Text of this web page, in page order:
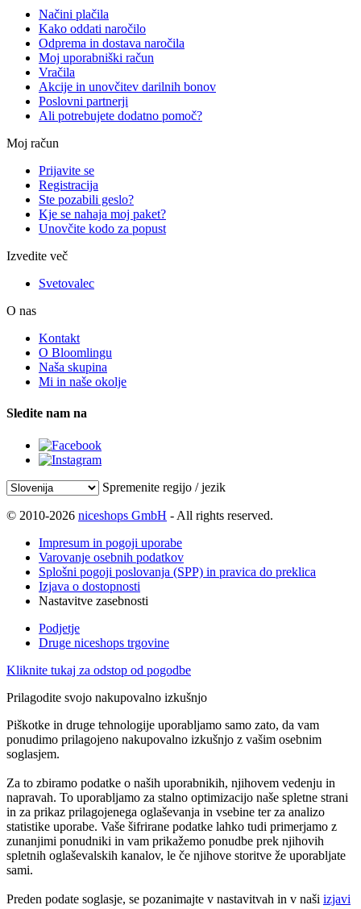
Načini plačila
Kako oddati naročilo
Odprema in dostava naročila
Moj uporabniški račun
Vračila
Akcije in unovčitev darilnih bonov
Poslovni partnerji
Ali potrebujete dodatno pomoč?
Moj račun
Prijavite se
Registracija
Ste pozabili geslo?
Kje se nahaja moj paket?
Unovčite kodo za popust
Izvedite več
Svetovalec
O nas
Kontakt
O Bloomlingu
Naša skupina
Mi in naše okolje
Sledite nam na
Spremenite regijo / jezik
© 2010-2026 niceshops GmbH - All rights reserved.
Impresum in pogoji uporabe
Varovanje osebnih podatkov
Splošni pogoji poslovanja (SPP) in pravica do preklica
Izjava o dostopnosti
Nastavitve zasebnosti
Podjetje
Druge niceshops trgovine
Kliknite tukaj za odstop od pogodbe
Prilagodite svojo nakupovalno izkušnjo
Piškotke in druge tehnologije uporabljamo samo zato, da vam
ponudimo prilagojeno nakupovalno izkušnjo z vašim osebnim
soglasjem.
Za to zbiramo podatke o naših uporabnikih, njihovem vedenju in
napravah. To uporabljamo za stalno optimizacijo naše spletne strani
in za prikaz prilagojenega oglaševanja in vsebine ter za analizo
statistike uporabe. Vaše šifrirane podatke lahko tudi primerjamo z
zunanjimi ponudniki in vam prikažemo ponudbe prek njihovih
spletnih oglaševalskih kanalov, le če njihove storitve že uporabljate
sami.
Preden podate soglasje, se pozanimajte v nastavitvah in v naši izjavi